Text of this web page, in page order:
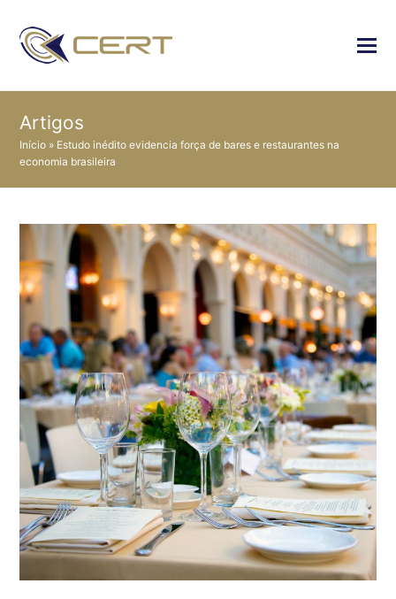
Artigos
Início » Estudo inédito evidencia força de bares e restaurantes na
economia brasileira